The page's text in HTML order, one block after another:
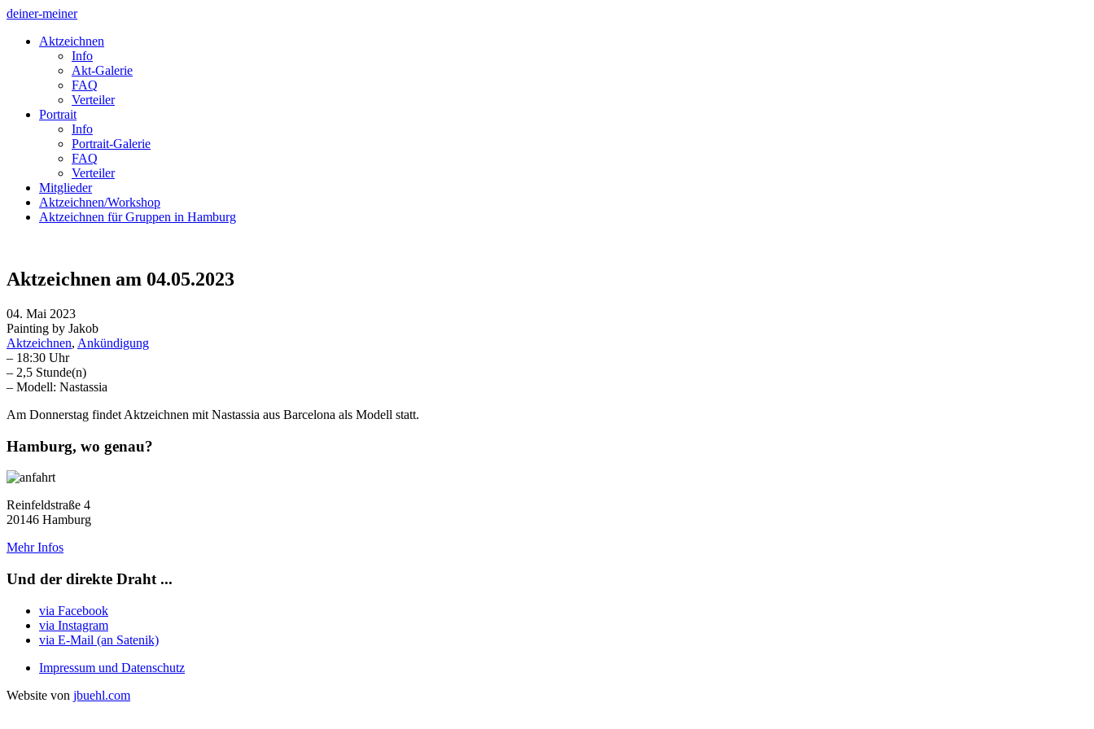
deiner-meiner
Aktzeichnen
Info
Akt-Galerie
FAQ
Verteiler
Portrait
Info
Portrait-Galerie
FAQ
Verteiler
Mitglieder
Aktzeichnen/Workshop
Aktzeichnen für Gruppen in Hamburg
Aktzeichnen am 04.05.2023
04. Mai 2023
Painting by Jakob
Aktzeichnen, Ankündigung
– 18:30 Uhr
– 2,5 Stunde(n)
– Modell: Nastassia
Am Donnerstag findet Aktzeichnen mit Nastassia aus Barcelona als Modell statt.
Hamburg, wo genau?
Reinfeldstraße 4
20146 Hamburg
Mehr Infos
Und der direkte Draht ...
via Facebook
via Instagram
via E-Mail (an Satenik)
Impressum und Datenschutz
Website von jbuehl.com